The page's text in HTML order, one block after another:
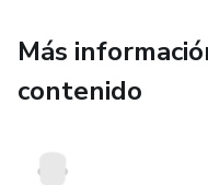
Más
contenido